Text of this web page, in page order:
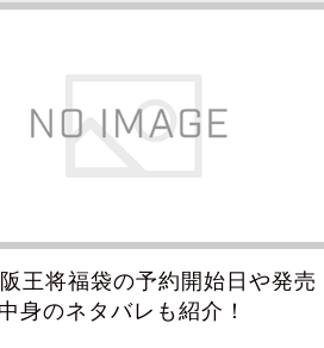
王将福袋の予約開始日や発売
身のネタバレも紹介！